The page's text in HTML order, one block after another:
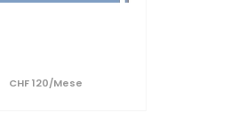
CHF 120/Mese